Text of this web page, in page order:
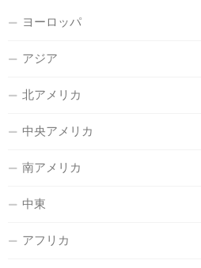
ヨーロッパ
アジア
北アメリカ
中央アメリカ
南アメリカ
中東
アフリカ